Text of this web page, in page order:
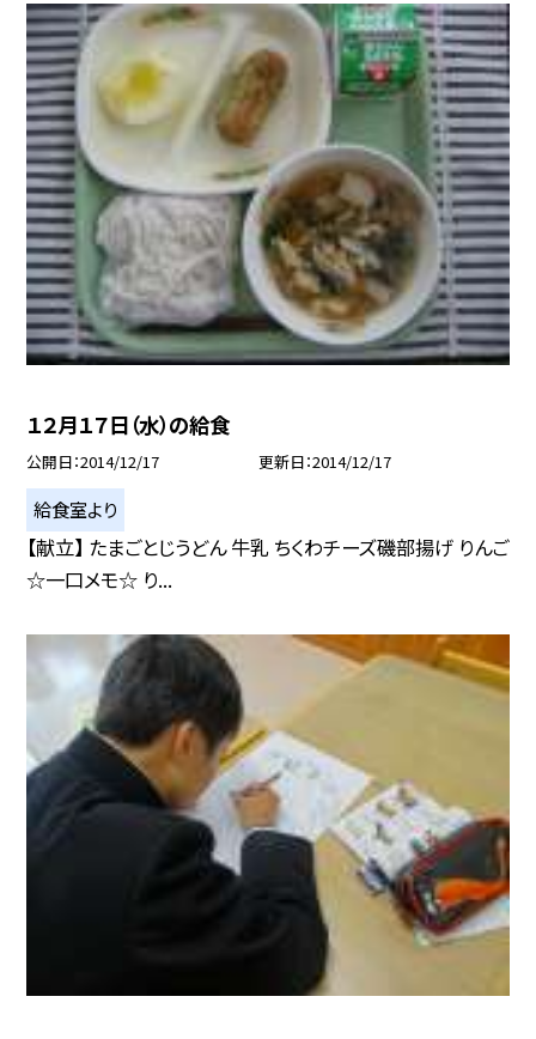
１２月１７日（水）の給食
公開日 2014/12/17 更新日 2014/12/17
給食室より
【献立】 たまごとじうどん 牛乳 ちくわチーズ磯部揚げ りんご
☆一口メモ☆ り...